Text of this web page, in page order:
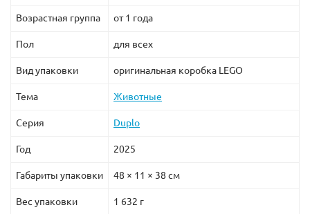
Возрастная группа от 1 года
Пол для всех
Вид упаковки оригинальная коробка LEGO
Тема Животные
Серия Duplo
Год 2025
Габариты упаковки 48 × 11 × 38 см
Вес упаковки 1 632 г